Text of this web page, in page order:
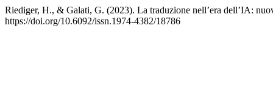
Riediger, H., & Galati, G. (2023). La traduzione nell’era dell’IA:
https://doi.org/10.6092/issn.1974-4382/18786